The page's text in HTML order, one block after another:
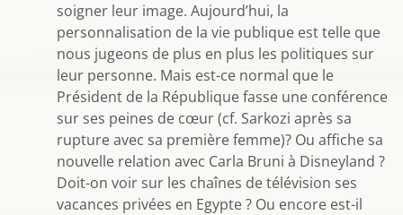
soigner leur image. Aujourd’hui, la
personnalisation de la vie publique est telle que
nous jugeons de plus en plus les politiques sur
leur personne. Mais est-ce normal que le
Président de la République fasse une conférence
sur ses peines de cœur (cf. Sarkozi après sa
rupture avec sa première femme)? Ou affiche sa
nouvelle relation avec Carla Bruni à Disneyland ?
Doit-on voir sur les chaînes de télévision ses
vacances privées en Egypte ? Ou encore est-il